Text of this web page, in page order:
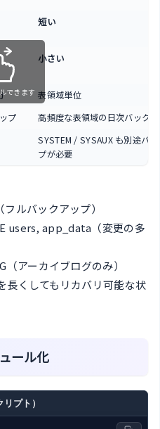
短い
小さい
表領域単位
プ
高頻度な表領域の日次バック
SYSTEM / SYSAUX も別途バ
プが必要
できます
ルバックアップ）
users, app_data（変更の多
（アーカイブログのみ）
長くしてもリカバリ可能な状
ール化
プト）